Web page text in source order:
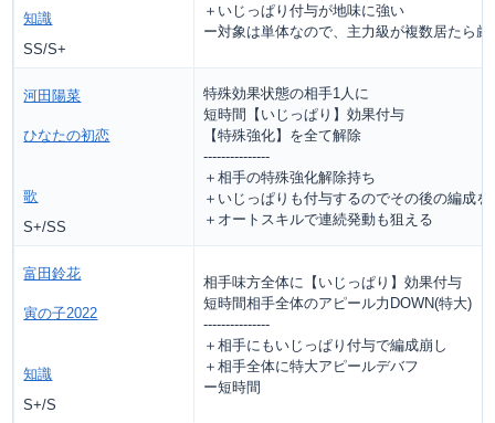
知識
SS/S+
＋いじっぱり付与が地味に強い
ー対象は単体なので、主力級が複数居たら厳
河田陽菜
ひなたの初恋
歌
S+/SS
特殊効果状態の相手1人に
短時間【いじっぱり】効果付与
【特殊強化】を全て解除
---------------
＋相手の特殊強化解除持ち
＋いじっぱりも付与するのでその後の編成を
＋オートスキルで連続発動も狙える
富田鈴花
寅の子2022
知識
S+/S
相手味方全体に【いじっぱり】効果付与
短時間相手全体のアピール力DOWN(特大)
---------------
＋相手にもいじっぱり付与で編成崩し
＋相手全体に特大アピールデバフ
ー短時間